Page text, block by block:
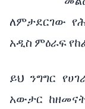
ለምታደርገው
አዲስ ምዕራፍ
ይህ ንግግር
አውታር